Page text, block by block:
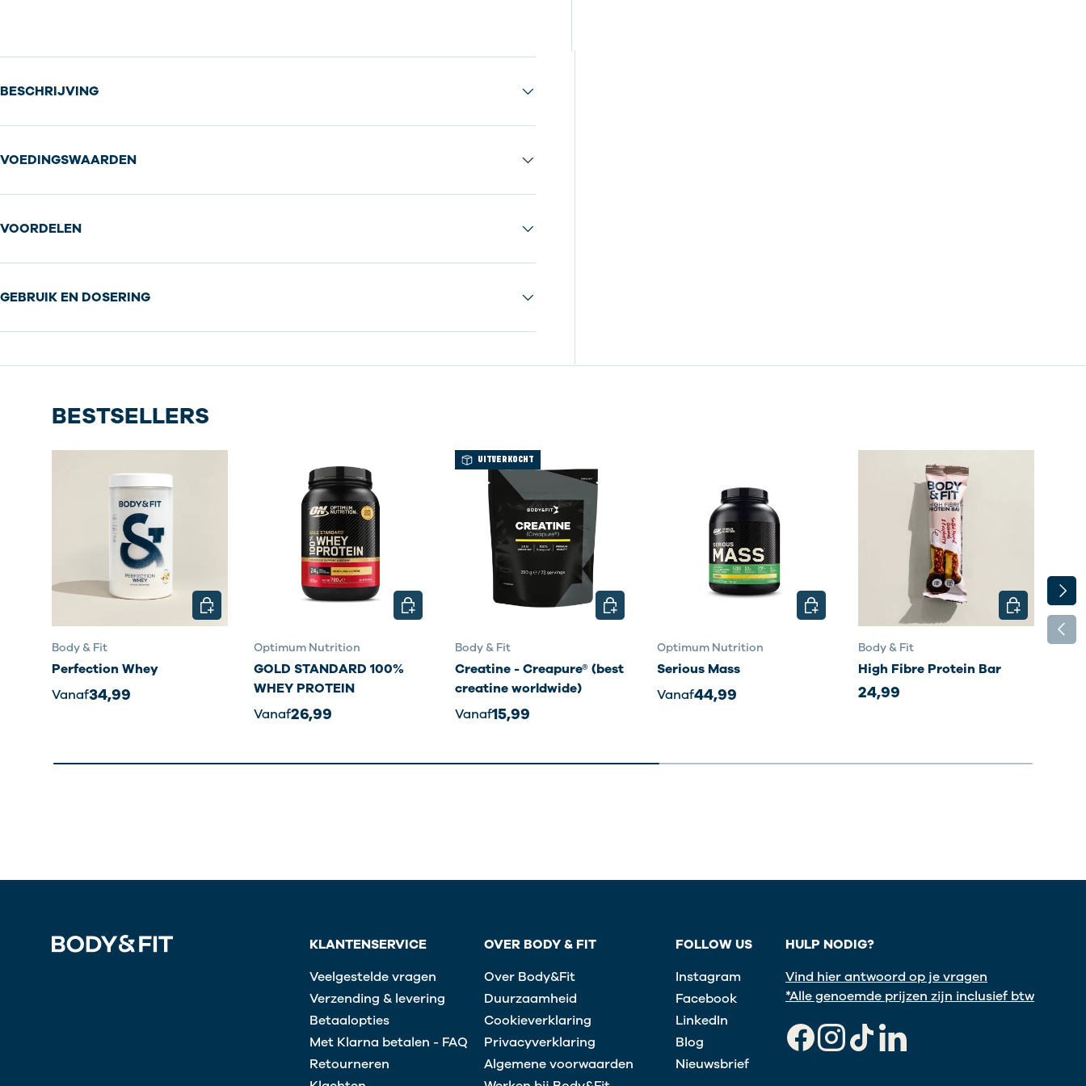
BESCHRIJVING
VOEDINGSWAARDEN
VOORDELEN
GEBRUIK EN DOSERING
BESTSELLERS
Body & Fit
Perfection Whey
Vanaf34,99
KIES MOGELIJKHEDEN
Optimum Nutrition
GOLD STANDARD 100%
WHEY PROTEIN
Vanaf26,99
KIES MOGELIJKHEDEN
UITVERKOCHT
Body & Fit
Creatine - Creapure® (best
creatine worldwide)
Vanaf15,99
KIES MOGELIJKHEDEN
Optimum Nutrition
Serious Mass
Vanaf44,99
KIES MOGELIJKHEDEN
Body & Fit
High Fibre Protein Bar
24,99
KIES
KLANTENSERVICE
Veelgestelde vragen
Verzending & levering
Betaalopties
Met Klarna betalen - FAQ
Retourneren
OVER BODY & FIT
Over Body&Fit
Duurzaamheid
Cookieverklaring
Privacyverklaring
Algemene voorwaarden
FOLLOW US
Instagram
Facebook
LinkedIn
Blog
Nieuwsbrief
HULP NODIG?
Vind hier antwoord op je vragen
*Alle genoemde prijzen zijn inclusief btw
FacebookInstagram
TikTokLinkedIn